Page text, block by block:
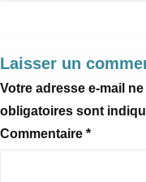
Laisser un
Votre adresse e-mail
obligatoires sont
Commentaire *